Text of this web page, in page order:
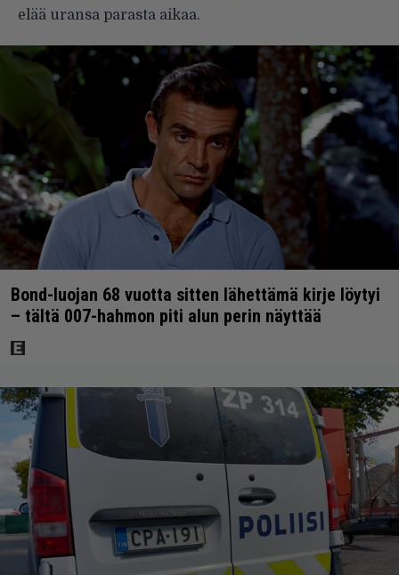
elää uransa parasta aikaa.
Bond-luojan 68 vuotta sitten lähettämä kirje löytyi
– tältä 007-hahmon piti alun perin näyttää